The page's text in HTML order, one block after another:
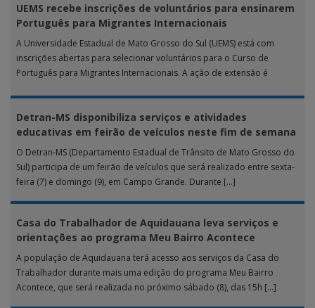
UEMS recebe inscrições de voluntários para ensinarem
Português para Migrantes Internacionais
A Universidade Estadual de Mato Grosso do Sul (UEMS) está com
inscrições abertas para selecionar voluntários para o Curso de
Português para Migrantes Internacionais. A ação de extensão é
Detran-MS disponibiliza serviços e atividades
educativas em feirão de veículos neste fim de semana
O Detran-MS (Departamento Estadual de Trânsito de Mato Grosso do
Sul) participa de um feirão de veículos que será realizado entre sexta-
feira (7) e domingo (9), em Campo Grande. Durante […]
Casa do Trabalhador de Aquidauana leva serviços e
orientações ao programa Meu Bairro Acontece
A população de Aquidauana terá acesso aos serviços da Casa do
Trabalhador durante mais uma edição do programa Meu Bairro
Acontece, que será realizada no próximo sábado (8), das 15h […]